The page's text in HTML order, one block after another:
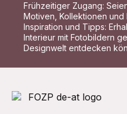
Frühzeitiger Zugang:
Motiven, Kollektionen und
Inspiration und Tipps:
Interieur mit Fotobildern
Designwelt entdecken